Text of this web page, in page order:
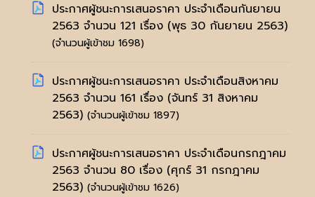
ประกาศผู้ชนะการเสนอราคา ประจำเดือนกันยายน
2563 จำนวน 121 เรื่อง (พุธ 30 กันยายน 2563)
(จำนวนผู้เข้าชม 1698)
ประกาศผู้ชนะการเสนอราคา ประจำเดือนสิงหาคม
2563 จำนวน 161 เรื่อง (จันทร์ 31 สิงหาคม
2563) (จำนวนผู้เข้าชม 1897)
ประกาศผู้ชนะการเสนอราคา ประจำเดือนกรกฎาคม
2563 จำนวน 80 เรื่อง (ศุกร์ 31 กรกฎาคม
2563) (จำนวนผู้เข้าชม 1626)